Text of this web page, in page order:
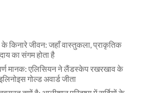
के किनारे जीवन: जहाँ वास्तुकला, प्राकृतिक
का संगम होता है
मानक: एलिसियन ने लैंडस्केप रखरखाव के
गोल्ड अवार्ड जीता